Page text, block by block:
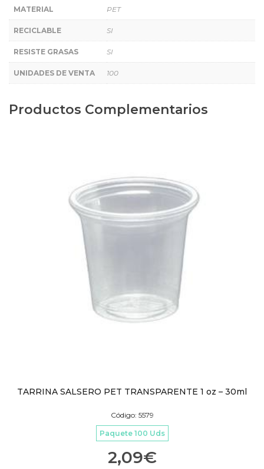
MATERIAL PET
RECICLABLE SI
RESISTE GRASAS SI
UNIDADES DE VENTA 100
Productos Complementarios
TARRINA SALSERO PET TRANSPARENTE 1 oz – 30ml
Código: 5579
Paquete 100 Uds
2,09€